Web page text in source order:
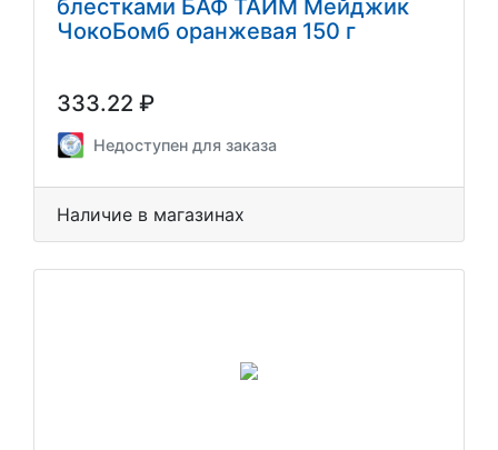
блестками БАФ ТАЙМ Мейджик
ЧокоБомб оранжевая 150 г
333.22 ₽
Недоступен для заказа
Наличие в магазинах